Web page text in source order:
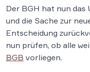
Der BGH hat nun
und die Sache zur
Entscheidung
nun prüfen, ob alle
BGB vorliegen.